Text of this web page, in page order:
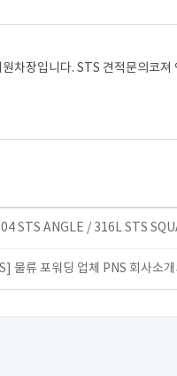
차장입니다. STS 견적문의코
STS ANGLE / 316L STS
물류 포워딩 업체 PNS 회사소개